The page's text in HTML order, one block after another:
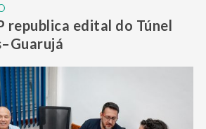
republica edital do Túnel